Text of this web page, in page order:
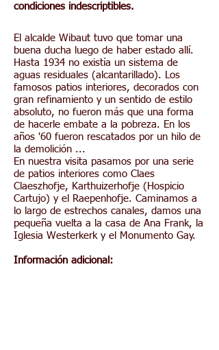
condiciones indescriptibles.
El alcalde Wibaut tuvo que tomar una
buena ducha luego de haber estado allí.
Hasta 1934 no existía un sistema de
aguas residuales (alcantarillado). Los
famosos patios interiores, decorados con
gran refinamiento y un sentido de estilo
absoluto, no fueron más que una forma
de hacerle embate a la pobreza. En los
años '60 fueron rescatados por un hilo de
la demolición ...
En nuestra visita pasamos por una serie
de patios interiores como Claes
Claeszhofje, Karthuizerhofje (Hospicio
Cartujo) y el Raepenhofje. Caminamos a
lo largo de estrechos canales, damos una
pequeña vuelta a la casa de Ana Frank, la
Iglesia Westerkerk y el Monumento Gay.
Información adicional: